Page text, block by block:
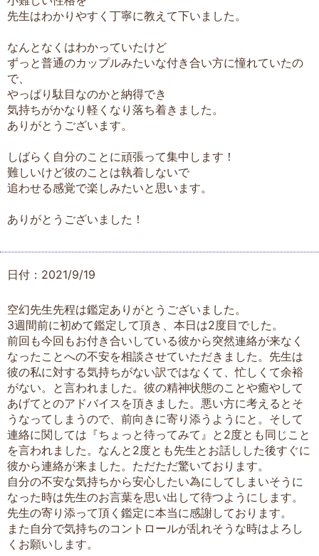
先生はわかりやすく丁寧に教えて下いました。
なんとなくはわかっていたけど
ずっと普通のカップルみたいな付き合い方に憧れていたの
で、
やっぱり駄目なのかと納得でき
気持ちがかなり軽くなり落ち着きました。
ありがとうございます。
しばらく自分のことに頑張って集中します！
難しいけど彼のことは執着しないで
追わせる感覚で楽しみたいと思います。
ありがとうございました！
日付：2021/9/19
空幻先生先程は鑑定ありがとうございました。
3週間前に初めて鑑定して頂き、本日は2度目でした。
前回も今回もお付き合いしている彼から突然連絡が来なく
なったことへの不安を相談させていただきました。先生は
彼の私に対する気持ちがない訳ではなくて、忙しくて余裕
がない。と言われました。彼の精神状態のことや癒やして
あげてとのアドバイスを頂きました。悪い方に考えるとそ
うなってしまうので、前向きに寄り添うようにと。そして
連絡に関しては『ちょっと待ってみて』と2度とも同じこと
を言われました。なんと2度とも先生とお話しした後すぐに
彼から連絡が来ました。ただただ驚いております。
自分の不安な気持ちから安心したい為にしてしまいそうに
なった時は先生のお言葉を思い出して待つようにします。
先生の寄り添って頂く鑑定に本当に感謝しております。
また自分で気持ちのコントロールが乱れそうな時はよろし
くお願いします。